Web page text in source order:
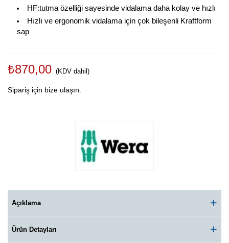
HF:tutma özelliği sayesinde vidalama daha kolay ve hızlı
Hızlı ve ergonomik vidalama için çok bileşenli Kraftform
sap
₺870,00 (KDV dahil)
Sipariş için bize ulaşın.
Açıklama
Ürün Detayları